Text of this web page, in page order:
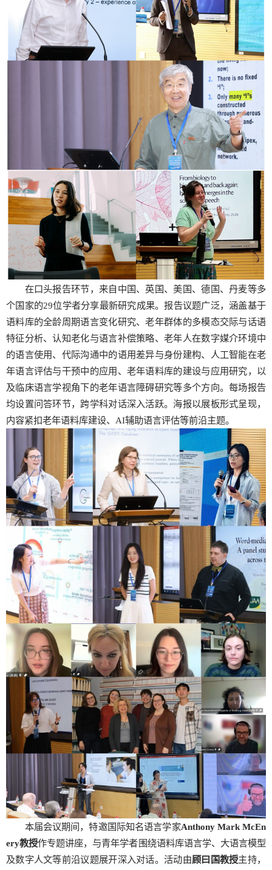
在口头报告环节，来自中国、英国、美国、德国、丹麦等多
个国家的29位学者分享最新研究成果。报告议题广泛，涵盖基于
语料库的全龄周期语言变化研究、老年群体的多模态交际与话语
特征分析、认知老化与语言补偿策略、老年人在数字媒介环境中
的语言使用、代际沟通中的语用差异与身份建构、人工智能在老
年语言评估与干预中的应用、老年语料库的建设与应用研究，以
及临床语言学视角下的老年语言障碍研究等多个方向。每场报告
均设置问答环节，跨学科对话深入活跃。海报以展板形式呈现，
内容紧扣老年语料库建设、AI辅助语言评估等前沿主题。
本届会议期间，特邀国际知名语言学家Anthony Mark McEn
ery教授作专题讲座，与青年学者围绕语料库语言学、大语言模型
及数字人文等前沿议题展开深入对话。活动由顾曰国教授主持，